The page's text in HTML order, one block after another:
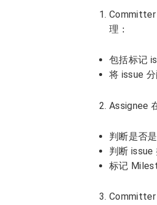
Committer
理：
包括标记
将 issue
Assignee
判断是否
判断 issue
标记
Committer